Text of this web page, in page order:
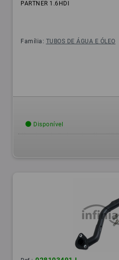
PARTNER 1.6HDI
Família: TUBOS DE ÁGUA E ÓLEO
Disponível